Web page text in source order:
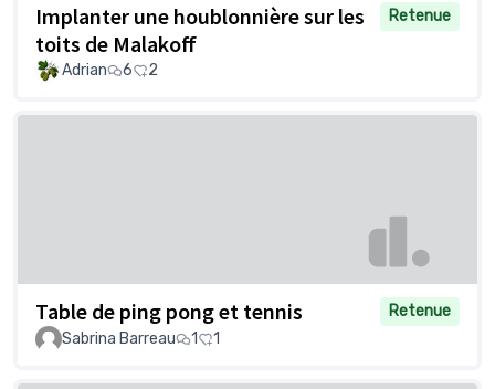
Implanter une houblonnière sur les
toits de Malakoff
Retenue
Adrian 6 2
Table de ping pong et tennis
Retenue
Sabrina Barreau
1 1